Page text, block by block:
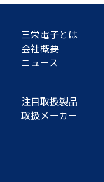
三栄電子とは
会社概要
ニュース
注目取扱製品
取扱メーカー